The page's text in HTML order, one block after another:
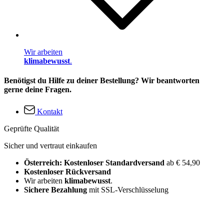
Wir arbeiten
klimabewusst.
Benötigst du Hilfe zu deiner Bestellung? Wir beantworten
gerne deine Fragen.
Kontakt
Geprüfte Qualität
Sicher und vertraut einkaufen
Österreich: Kostenloser Standardversand ab € 54,90
Kostenloser Rückversand
Wir arbeiten klimabewusst.
Sichere Bezahlung mit SSL-Verschlüsselung